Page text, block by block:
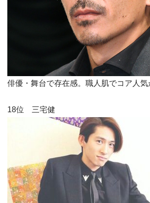
俳優・舞台で存在感。職人肌でコア人気
18位 三宅健